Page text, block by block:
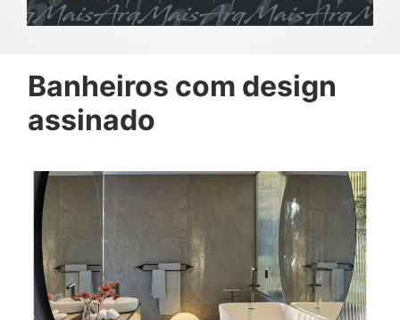
Banheiros com design
assinado